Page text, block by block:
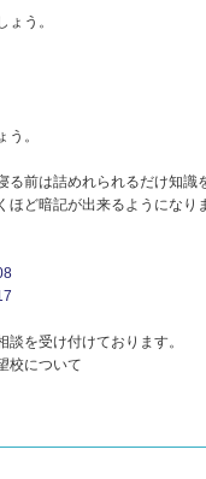
ょう。
う。
る前は詰めれられるだけ知識
ほど暗記が出来るようになり
を受け付けております。
校について